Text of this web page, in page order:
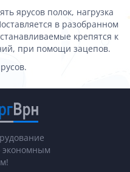
ярусов полок, нагрузка
в разобранном
крепятся к
при помощи зацепов.
экономным